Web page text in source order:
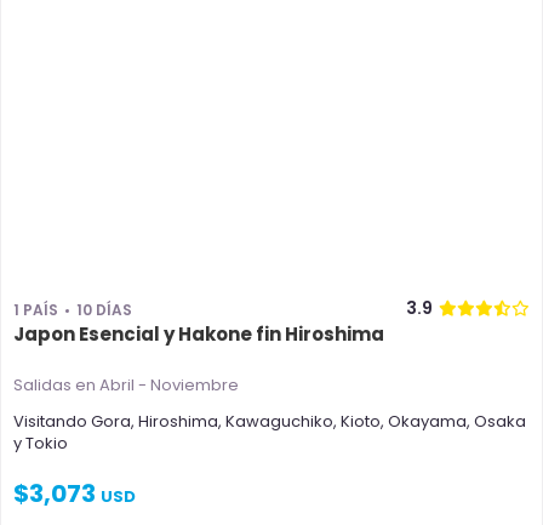
1 PAÍS 10 DÍAS 3.9
Japon Esencial y Hakone fin Hiroshima
Salidas en Abril - Noviembre
Visitando Gora, Hiroshima, Kawaguchiko, Kioto, Okayama, Osaka
yTokio
$3,073 USD